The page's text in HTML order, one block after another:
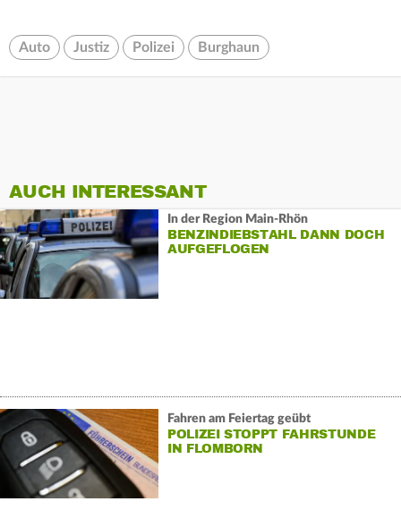
Auto Justiz Polizei Burghaun
AUCH INTERESSANT
In der Region Main-Rhön
BENZINDIEBSTAHL DANN DOCH
AUFGEFLOGEN
Fahren am Feiertag geübt
POLIZEI STOPPT FAHRSTUNDE
IN FLOMBORN